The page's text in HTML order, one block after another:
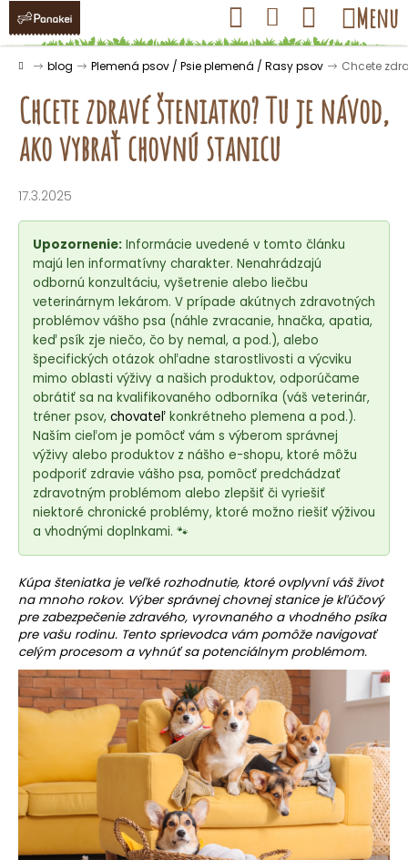
Prejsť
obsah
Hľadať Prihlásenie
Nákupný
košík
Menu
Domov
blog Plemená psov / Psie plemená / Rasy psov Chcete
Chcete zdravé šteniatko? Tu je návod,
ako vybrať chovnú stanicu
17.3.2025
Upozornenie: Informácie uvedené v tomto článku
majú len informatívny charakter. Nenahrádzajú
odbornú konzultáciu, vyšetrenie alebo liečbu
veterinárnym lekárom. V prípade akútnych zdravotných
problémov vášho psa (náhle zvracanie, hnačka, apatia,
keď psík zje niečo, čo by nemal, a pod.), alebo
špecifických otázok ohľadne starostlivosti a výcviku
mimo oblasti výživy a našich produktov, odporúčame
obrátiť sa na kvalifikovaného odborníka (váš veterinár,
tréner psov, chovateľ konkrétneho plemena a pod.).
Naším cieľom je pomôcť vám s výberom správnej
výživy alebo produktov z nášho e-shopu, ktoré môžu
podporiť zdravie vášho psa, pomôcť predchádzať
zdravotným problémom alebo zlepšiť či vyriešiť
niektoré chronické problémy, ktoré možno riešiť výživou
a vhodnými doplnkami. 🐾
Kúpa šteniatka je veľké rozhodnutie, ktoré ovplyvní váš život
na mnoho rokov. Výber správnej chovnej stanice je kľúčový
pre zabezpečenie zdravého, vyrovnaného a vhodného psíka
pre vašu rodinu. Tento sprievodca vám pomôže navigovať
celým procesom a vyhnúť sa potenciálnym problémom.
K
o Späť
Späť
o
p
á
s
ť
?
HĽADAŤ
O
d
p
r